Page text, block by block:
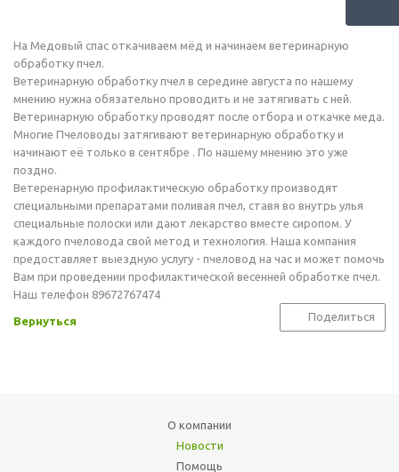
На Медовый спас откачиваем мёд и начинаем ветеринарную
обработку пчел.
Ветеринарную обработку пчел в середине августа по нашему
мнению нужна обязательно проводить и не затягивать с ней.
Ветеринарную обработку проводят после отбора и откачке меда.
Многие Пчеловоды затягивают ветеринарную обработку и
начинают её только в сентябре . По нашему мнению это уже
поздно.
Ветеренарную профилактическую обработку производят
специальными препаратами поливая пчел, ставя во внутрь улья
специальные полоски или дают лекарство вместе сиропом. У
каждого пчеловода свой метод и технология. Наша компания
предоставляет выездную услугу - пчеловод на час и может помочь
Вам при проведении профилактической весенней обработке пчел.
Наш телефон 89672767474
Вернуться Поделиться
О компании
Новости
Помощь